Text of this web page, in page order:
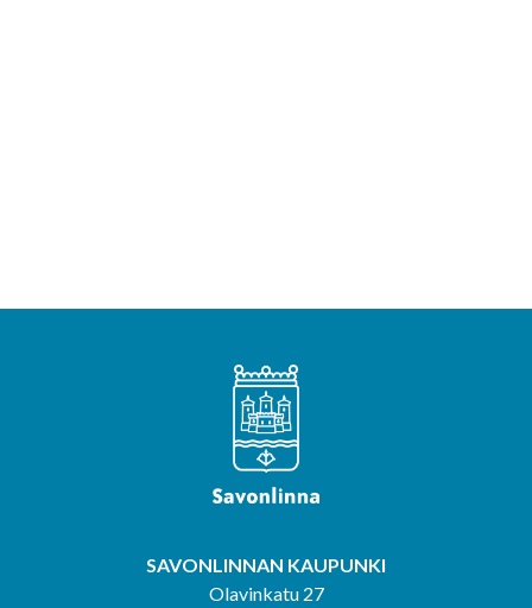
SAVONLINNAN KAUPUNKI
Olavinkatu 27